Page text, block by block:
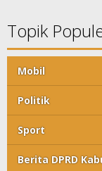
Topik
Mobil
Politik
Sport
Berita DPRD